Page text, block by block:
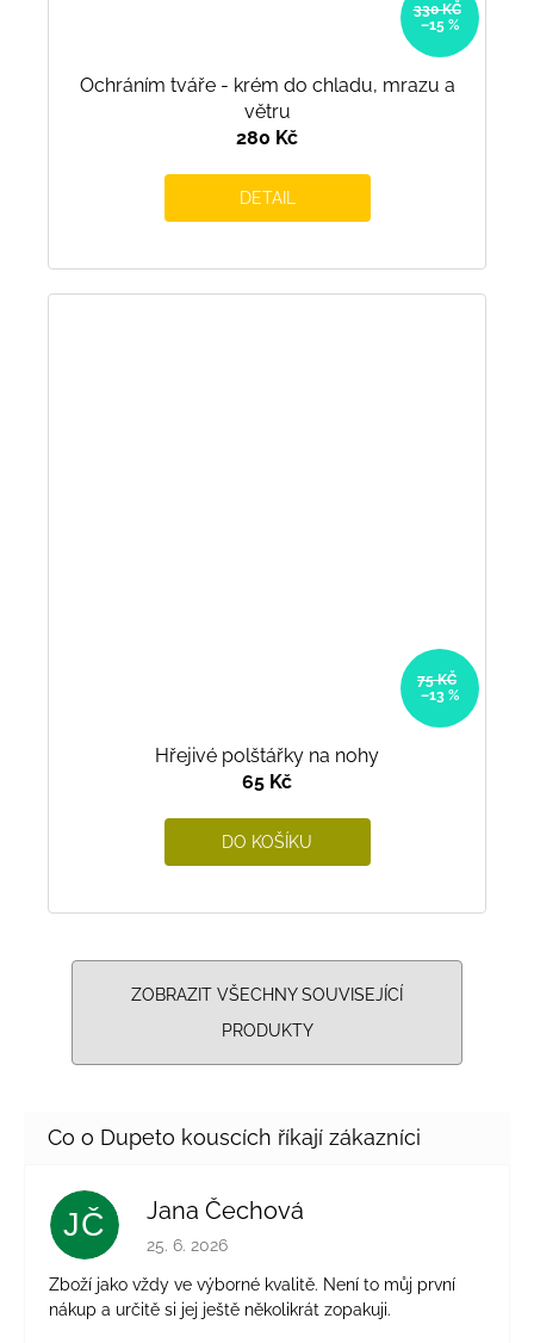
330 KČ
–15 %
Ochráním tváře - krém do chladu, mrazu a
větru
280 Kč
DETAIL
75 KČ
–13 %
Hřejivé polštářky na nohy
65 Kč
DO KOŠÍKU
ZOBRAZIT VŠECHNY SOUVISEJÍCÍ
PRODUKTY
JČ Jana Čechová
Hodnocení obchodu je 5 z 5 hvězdiček.
25. 6. 2026
Zboží jako vždy ve výborné kvalitě. Není to můj první
nákup a určitě si jej ještě několikrát zopakuji.